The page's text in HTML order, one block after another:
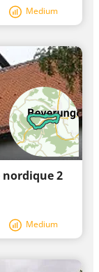
Medium
2
Medium